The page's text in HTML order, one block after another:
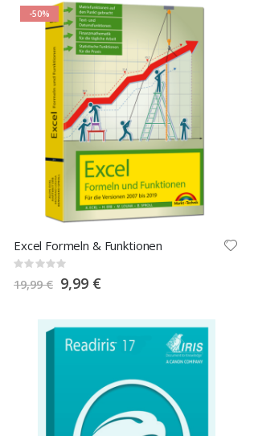
-50%
Excel Formeln & Funktionen
Rating:
0%
19,99 € Special
Price
9,99 €